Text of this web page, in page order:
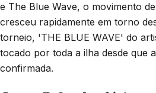
e The Blue Wave, o movimento
cresceu rapidamente em torno
torneio, 'THE BLUE WAVE' do
tocado por toda a ilha desde que
confirmada.